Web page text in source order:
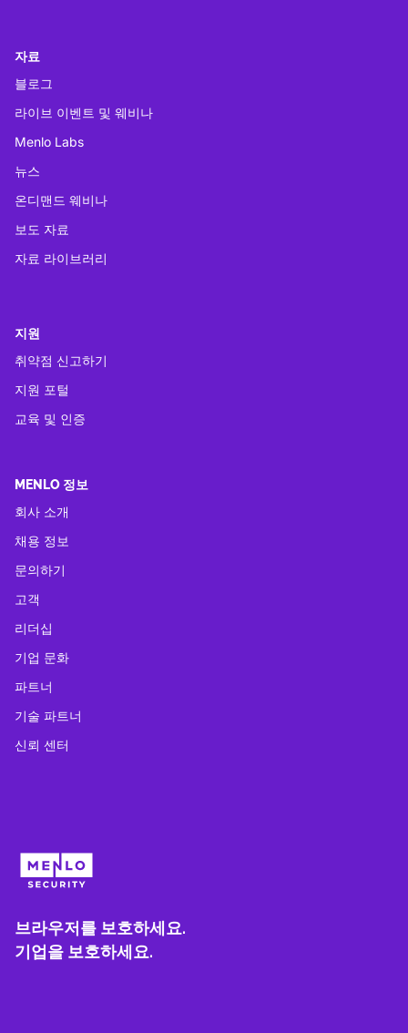
자료
블로그
라이브 이벤트 및 웨비나
Menlo Labs
뉴스
온디맨드 웨비나
보도 자료
자료 라이브러리
지원
취약점 신고하기
지원 포털
교육 및 인증
MENLO 정보
회사 소개
채용 정보
문의하기
고객
리더십
기업 문화
파트너
기술 파트너
신뢰 센터
브라우저를 보호하세요.
기업을 보호하세요.